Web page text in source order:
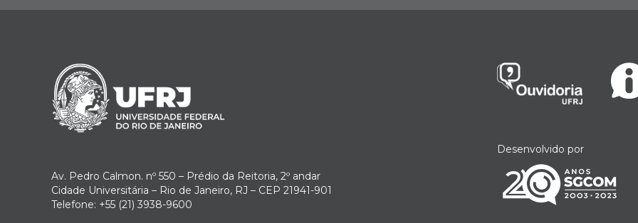
Av. Pedro Calmon. nº 550 – Prédio da Reitoria, 2º andar
Cidade Universitária – Rio de Janeiro, RJ – CEP 21941-901
Telefone: +55 (21) 3938-9600
Desenvolvido por